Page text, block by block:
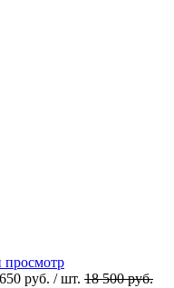
руб. / шт. 18 500 руб.